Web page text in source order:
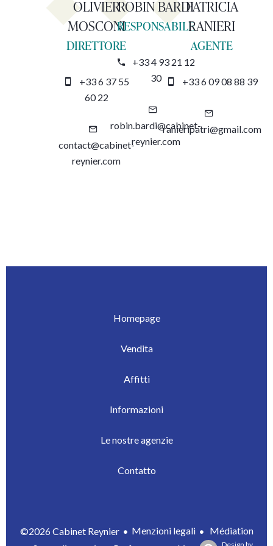
OLIVIER
MOSCONI
DIRETTORE
+33 6 37 55
60 22
contact@cabinet-
reynier.com
ROBIN BARDI
RESPONSABILE
+33 4 93 21 12
30
robin.bardi@cabinet-
reynier.com
PATRICIA
RANIERI
AGENTE
+33 6 09 08 88 39
ranieripatri@gmail.com
Homepage
Vendita
Affitti
Informazioni
Le nostre agenzie
Contatto
©2026 Cabinet Reynier Menzioni legali
Médiation